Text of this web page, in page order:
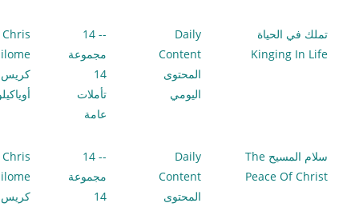
تملك في الحياة
Kinging In Life
Daily
Content
المحتوى
اليومي
-- 14
مجموعة
14
تأملات
عامة
Chris
كريس
سلام المسيح The
Peace Of Christ
Daily
Content
المحتوى
-- 14
مجموعة
14
Chris
كريس